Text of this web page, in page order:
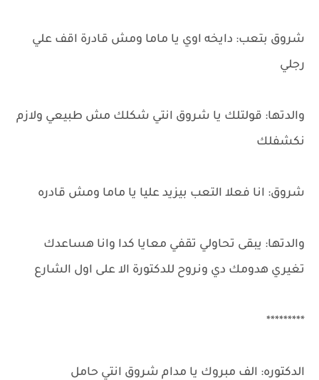
شروق بتعب: دايخه اوي يا ماما ومش قادرة اقف علي
رجلي
والدتها: قولتلك يا شروق انتي شكلك مش طبيعي ولازم
نكشفلك
شروق: انا فعلا التعب بيزيد عليا يا ماما ومش قادره
والدتها: يبقى تحاولي تقفي معايا كدا وانا هساعدك
تغيري هدومك دي ونروح للدكتورة الا على اول الشارع
*********
الدكتوره: الف مبروك يا مدام شروق انتي حامل